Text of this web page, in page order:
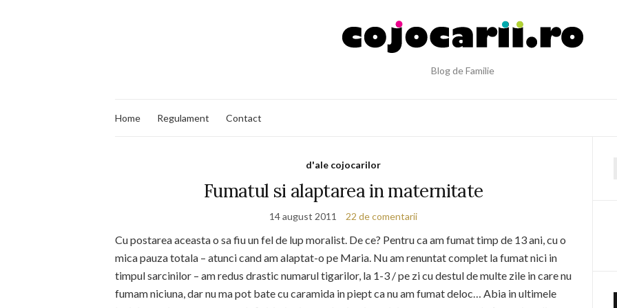
Blog de Familie
Home Regulament Contact
d'ale cojocarilor
Fumatul si alaptarea in maternitate
14 august 2011 22 de comentarii
Cu postarea aceasta o sa fiu un fel de lup moralist. De ce? Pentru ca am fumat timp de 13 ani, cu o
mica pauza totala – atunci cand am alaptat-o pe Maria. Nu am renuntat complet la fumat nici in
timpul sarcinilor – am redus drastic numarul tigarilor, la 1-3 / pe zi cu destul de multe zile in care nu
fumam niciuna, dar nu ma pot bate cu caramida in piept ca nu am fumat deloc… Abia in ultimele